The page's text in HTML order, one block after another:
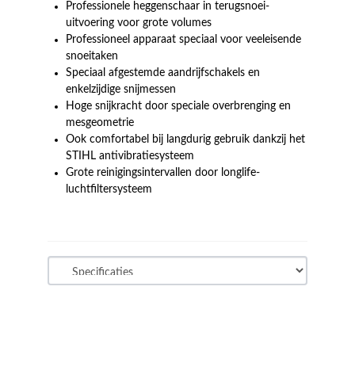
Professionele heggenschaar in terugsnoei-
uitvoering voor grote volumes
Professioneel apparaat speciaal voor veeleisende
snoeitaken
Speciaal afgestemde aandrijfschakels en
enkelzijdige snijmessen
Hoge snijkracht door speciale overbrenging en
mesgeometrie
Ook comfortabel bij langdurig gebruik dankzij het
STIHL antivibratiesysteem
Grote reinigingsintervallen door longlife-
luchtfiltersysteem